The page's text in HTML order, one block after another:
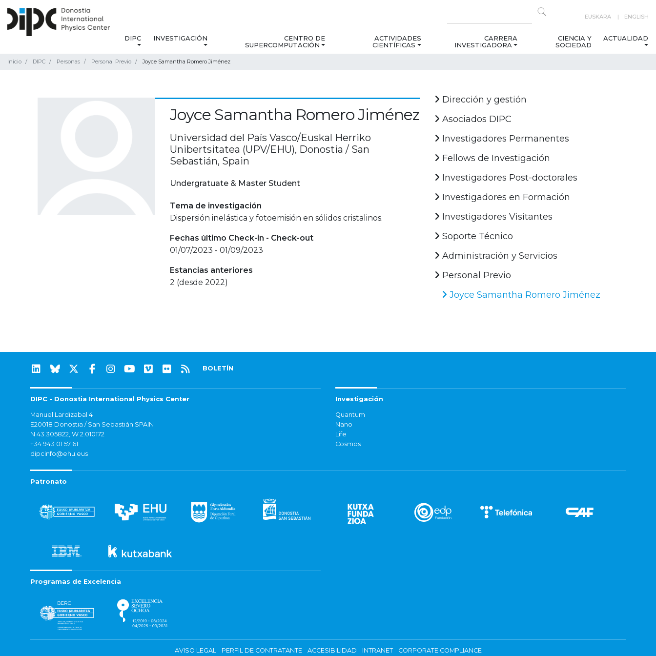
EUSKARA ENGLISH
DIPC INVESTIGACIÓN
CENTRO DE
SUPERCOMPUTACIÓN
ACTIVIDADES
CIENTÍFICAS
CARRERA
INVESTIGADORA
CIENCIA Y
SOCIEDAD
ACTUALIDAD
Inicio DIPC Personas Personal Previo Joyce Samantha Romero Jiménez
Joyce Samantha Romero Jiménez
Universidad del País Vasco/Euskal Herriko
Unibertsitatea (UPV/EHU), Donostia / San
Sebastián, Spain
Undergratuate & Master Student
Tema de investigación
Dispersión inelástica y fotoemisión en sólidos cristalinos.
Fechas último Check-in - Check-out
01/07/2023 - 01/09/2023
Estancias anteriores
2 (desde 2022)
Dirección y gestión
Asociados DIPC
Investigadores Permanentes
Fellows de Investigación
Investigadores Post-doctorales
Investigadores en Formación
Investigadores Visitantes
Soporte Técnico
Administración y Servicios
Personal Previo
Joyce Samantha Romero Jiménez
BOLETÍN
DIPC - Donostia International Physics Center
Manuel Lardizabal 4
E20018 Donostia / San Sebastián SPAIN
N 43.305822, W 2.010172
+34 943 01 57 61
dipcinfo@ehu.eus
Investigación
Quantum
Nano
Life
Cosmos
Patronato
Programas de Excelencia
AVISO LEGAL PERFIL DE CONTRATANTE ACCESIBILIDAD INTRANET CORPORATE COMPLIANCE